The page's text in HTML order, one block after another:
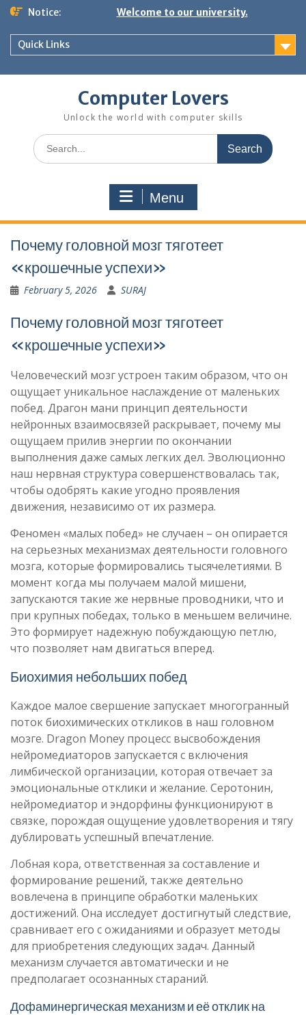
Skip
content
Notice: Welcome to our university.
Quick Links
Computer Lovers
Unlock the world with computer skills
Search
for:
Menu
Почему головной мозг тяготеет
«крошечные успехи»
February 5, 2026 SURAJ
Почему головной мозг тяготеет
«крошечные успехи»
Человеческий мозг устроен таким образом, что он
ощущает уникальное наслаждение от маленьких
побед. Драгон мани принцип деятельности
нейронных взаимосвязей раскрывает, почему мы
ощущаем прилив энергии по окончании
выполнения даже самых легких дел. Эволюционно
наш нервная структура совершенствовалась так,
чтобы одобрять какие угодно проявления
движения, независимо от их размера.
Феномен «малых побед» не случаен – он опирается
на серьезных механизмах деятельности головного
мозга, которые формировались тысячелетиями. В
момент когда мы получаем малой мишени,
запускаются такие же нервные проводники, что и
при крупных победах, только в меньшем величине.
Это формирует надежную побуждающую петлю,
что позволяет нам двигаться вперед.
Биохимия небольших побед
Каждое малое свершение запускает многогранный
поток биохимических откликов в наш головном
мозге. Dragon Money процесс высвобождения
нейромедиаторов запускается с включения
лимбической организации, которая отвечает за
эмоциональные отклики и желание. Серотонин,
нейромедиатор и эндорфины функционируют в
связке, порождая ощущение удовлетворения и тягу
дублировать успешный впечатление.
Лобная кора, ответственная за составление и
формирование решений, также деятельно
вовлечена в принципе обработки маленьких
достижений. Она исследует достигнутый следствие,
сравнивает его с ожиданиями и образует методы
для приобретения следующих задач. Данный
механизм случается автоматически и не
предполагает осознанных стараний.
Дофаминергическая механизм и её отклик на